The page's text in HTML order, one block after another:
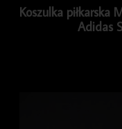
Koszulka piłkarska
Adidas